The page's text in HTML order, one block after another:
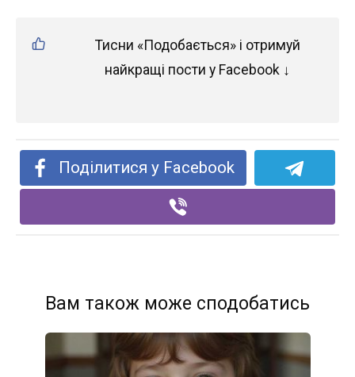
Тисни «Подобається» і отримуй
найкращі пости у Facebook ↓
Поділитися у Facebook
Вам також може сподобатись